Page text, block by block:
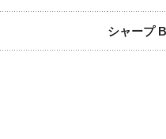
シャープ